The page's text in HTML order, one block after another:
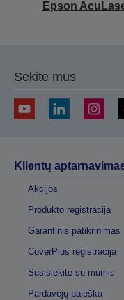
Epson
Sekite mus
Klientų
Akcijos
Produkto registracija
Garantinis patikrinimas
CoverPlus registracija
Susisiekite su mumis
Pardavėjų paieška